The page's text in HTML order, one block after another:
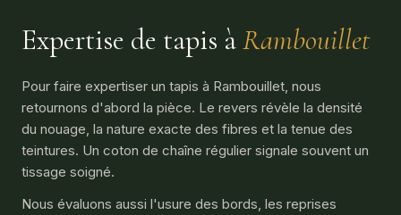
Expertise de tapis àRambouillet
Pour faire expertiser un tapis à Rambouillet, nous
retournons d'abord la pièce. Le revers révèle la densité
du nouage, la nature exacte des fibres et la tenue des
teintures. Un coton de chaîne régulier signale souvent un
tissage soigné.
Nous évaluons aussi l'usure des bords, les reprises